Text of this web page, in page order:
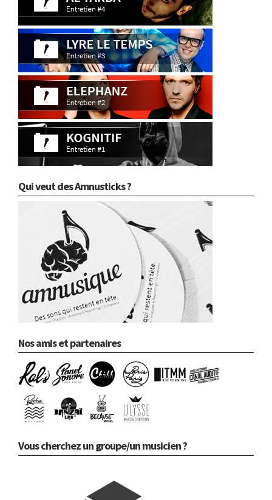
Qui veut des Amnusticks ?
Nos amis et partenaires
Vous cherchez un groupe/un musicien ?